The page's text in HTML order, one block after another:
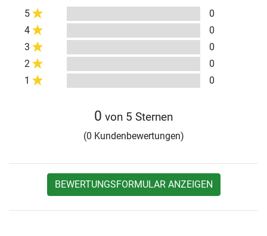
5
0
4
0
3
0
2
0
1
0
0 von 5 Sternen
(0 Kundenbewertungen)
BEWERTUNGSFORMULAR ANZEIGEN